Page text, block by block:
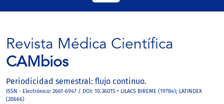
Revista Médica Científica
CAMbios
Periodicidad semestral: flujo continuo.
ISSN - Electrónico: 2661-6947 / DOI: 10.36015 • LILACS BIREME (19784); LATINDEX
(20666)